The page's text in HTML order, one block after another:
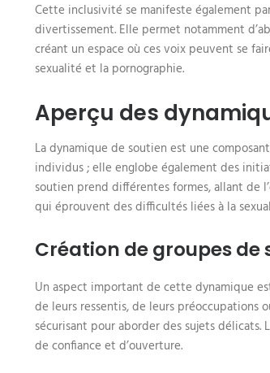
Cette inclusivité se manifeste également
divertissement. Elle permet notamment
créant un espace où ces voix peuvent se
sexualité et la pornographie.
Aperçu des
La dynamique de soutien est une
individus ; elle englobe également des
soutien prend différentes formes, allant de
qui éprouvent des difficultés liées à la
Création de groupes de
Un aspect important de cette dynamique
de leurs ressentis, de leurs préoccupations
sécurisant pour aborder des sujets
de confiance et d’ouverture.